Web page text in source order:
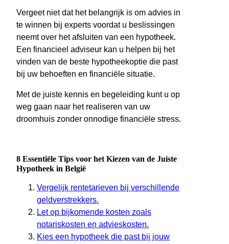
Vergeet niet dat het belangrijk is om advies in
te winnen bij experts voordat u beslissingen
neemt over het afsluiten van een hypotheek.
Een financieel adviseur kan u helpen bij het
vinden van de beste hypotheekoptie die past
bij uw behoeften en financiële situatie.
Met de juiste kennis en begeleiding kunt u op
weg gaan naar het realiseren van uw
droomhuis zonder onnodige financiële stress.
8 Essentiële Tips voor het Kiezen van de Juiste
Hypotheek in België
Vergelijk rentetarieven bij verschillende
geldverstrekkers.
Let op bijkomende kosten zoals
notariskosten en advieskosten.
Kies een hypotheek die past bij jouw